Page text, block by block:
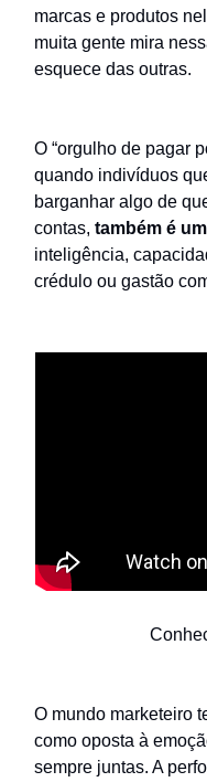
marcas e produtos
muita gente mira
esquece das outras.
O “orgulho de pagar
quando indivíduos
barganhar algo de
contas, também é
inteligência,
crédulo ou gastão
O mundo marketeiro
como oposta à
sempre juntas. A